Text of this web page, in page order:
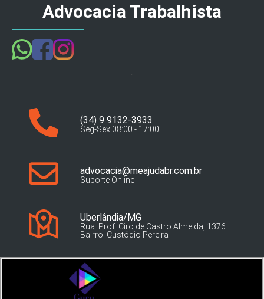
Advocacia Trabalhista
(34) 9 9132-3933
Seg-Sex 08:00 - 17:00
advocacia@meajudabr.com.br
Suporte Online
Uberlândia/MG
Rua: Prof. Ciro de Castro Almeida, 1376
Bairro: Custódio Pereira